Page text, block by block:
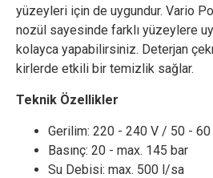
yüzeyleri için de uygundur. Vario
nozül sayesinde farklı yüzeylere
kolayca yapabilirsiniz. Deterjan
kirlerde etkili bir temizlik sağlar.
Teknik Özellikler
Gerilim: 220 - 240 V / 50 - 60
Basınç: 20 - max. 145 bar
Su Debisi: max. 500 l/sa